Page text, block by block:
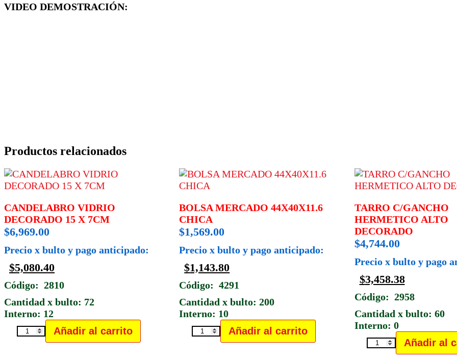
VIDEO DEMOSTRACIÓN:
Productos relacionados
CANDELABRO VIDRIO
DECORADO 15 X 7CM
$6,969.00
Precio x bulto y pago anticipado:
$5,080.40
Código: 2810
Cantidad x bulto: 72
Interno: 12
CANDELABRO
Añadir al carrito
BOLSA MERCADO 44X40X11.6
CHICA
$1,569.00
Precio x bulto y pago anticipado:
$1,143.80
Código: 4291
Cantidad x bulto: 200
Interno: 10
BOLSAAñadir al carrito
TARRO C/GANCHO
HERMETICO ALTO
DECORADO
$4,744.00
Precio x bulto y pago
$3,458.38
Código: 2958
Cantidad x bulto: 60
Interno: 0
TARROAñadir al